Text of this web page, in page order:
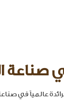
في صناعة
عالمياً في صناعة